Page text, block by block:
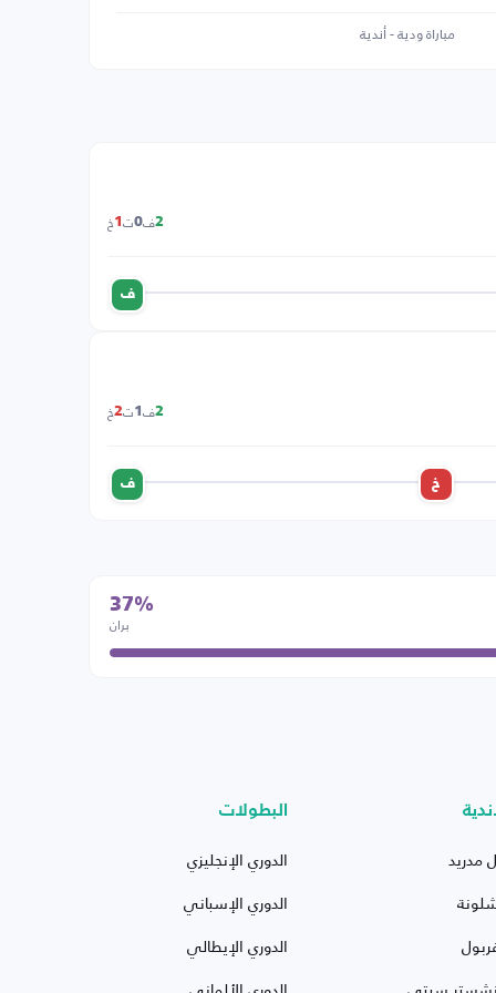
مباراة ودية - أندية
2ف0ت 1خ
ف
2ف 1ت2خ
خ ف
37%
بران
مدريد
البطولات
الدوري الإنجليزي
الدوري الإسباني
الدوري الإيطالي